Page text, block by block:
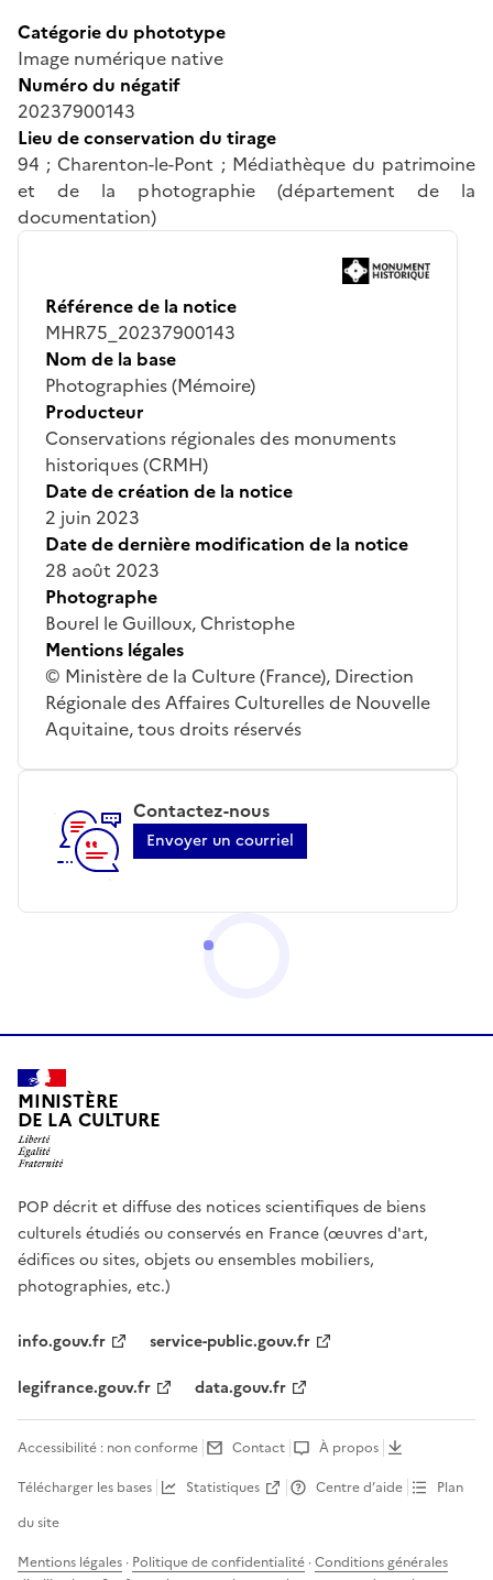
Catégorie du phototype
Image numérique native
Numéro du négatif
20237900143
Lieu de conservation du tirage
94 ; Charenton-le-Pont ; Médiathèque du patrimoine
et de la photographie (département de la
documentation)
Référence de la notice
MHR75_20237900143
Nom de la base
Photographies (Mémoire)
Producteur
Conservations régionales des monuments
historiques (CRMH)
Date de création de la notice
2 juin 2023
Date de dernière modification de la notice
28 août 2023
Photographe
Bourel le Guilloux, Christophe
Mentions légales
© Ministère de la Culture (France), Direction
Régionale des Affaires Culturelles de Nouvelle
Aquitaine, tous droits réservés
Contactez-nous
Envoyer un courriel
MINISTÈRE
DE LA CULTURE
POP décrit et diffuse des notices scientifiques de biens
culturels étudiés ou conservés en France (œuvres d'art,
édifices ou sites, objets ou ensembles mobiliers,
photographies, etc.)
info.gouv.fr
service-public.gouv.fr
legifrance.gouv.fr
data.gouv.fr
Accessibilité : non conforme Contact
À propos
Télécharger les bases
Statistiques Centre d’aide
Plan
du site
Mentions légales · Politique de confidentialité ·Conditions générales